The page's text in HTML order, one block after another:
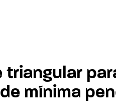
triangular
mínima